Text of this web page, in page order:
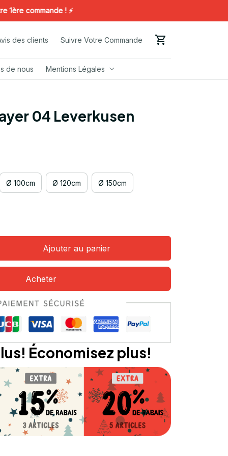
commande ! ⚡️
des clients Suivre Votre Commande
de nous Mentions Légales
04 Leverkusen
Ø 100cm Ø 120cm Ø 150cm
Ajouter au panier
Acheter
Économisez plus!